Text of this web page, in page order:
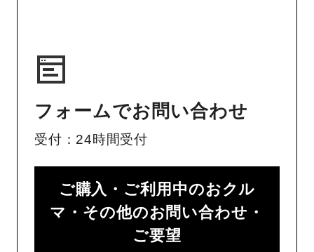
フォームでお問い合わせ
受付：24時間受付
ご購入・ご利用中のおクル
マ・その他のお問い合わせ・
ご要望​